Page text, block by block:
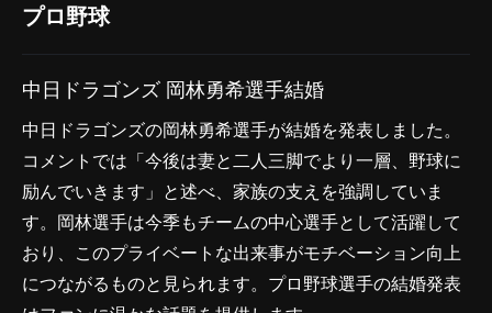
プロ野球
中日ドラゴンズ 岡林勇希選手結婚
中日ドラゴンズの岡林勇希選手が結婚を発表しました。
コメントでは「今後は妻と二人三脚でより一層、野球に
励んでいきます」と述べ、家族の支えを強調していま
す。岡林選手は今季もチームの中心選手として活躍して
おり、このプライベートな出来事がモチベーション向上
につながるものと見られます。プロ野球選手の結婚発表